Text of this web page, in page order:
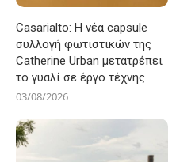
Casarialto: Η νέα capsule
συλλογή φωτιστικών της
Catherine Urban μετατρέπει
το γυαλί σε έργο τέχνης
03/08/2026